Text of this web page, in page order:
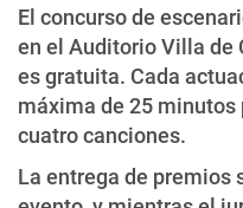
El concurso de
en el Auditorio Villa de
es gratuita. Cada
máxima de 25 minutos
cuatro canciones.
La entrega de premios